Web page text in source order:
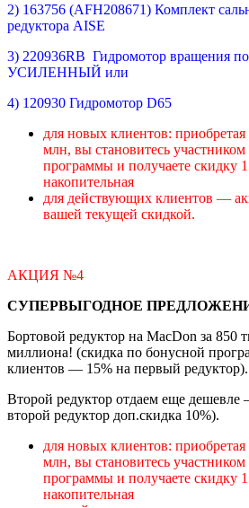
2) 163756 (AFH208671) Комплект
редуктора AISE
3) 220936RB Гидромотор вращения
УСИЛЕННЫЙ или
4) 120930 Гидромотор D65
для новых клиентов:
млн, вы становитесь
программы и получаете скидку
накопительная
для действующих клиентов —
вашей текущей скидкой.
АКЦИЯ №4
СУПЕРВЫГОДНОЕ
Бортовой редуктор на MacDon за 850
миллиона! (скидка по бонусной
клиентов — 15% на первый редуктор).
Второй редуктор отдаем еще
второй редуктор доп.скидка 10%).
для новых клиентов:
млн, вы становитесь
программы и получаете скидку
накопительная